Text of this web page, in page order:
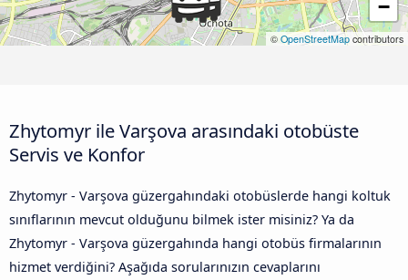
−
© OpenStreetMap contributors
Zhytomyr ile Varşova arasındaki otobüste
Servis ve Konfor
Zhytomyr - Varşova güzergahındaki otobüslerde hangi koltuk
sınıflarının mevcut olduğunu bilmek ister misiniz? Ya da
Zhytomyr - Varşova güzergahında hangi otobüs firmalarının
hizmet verdiğini? Aşağıda sorularınızın cevaplarını